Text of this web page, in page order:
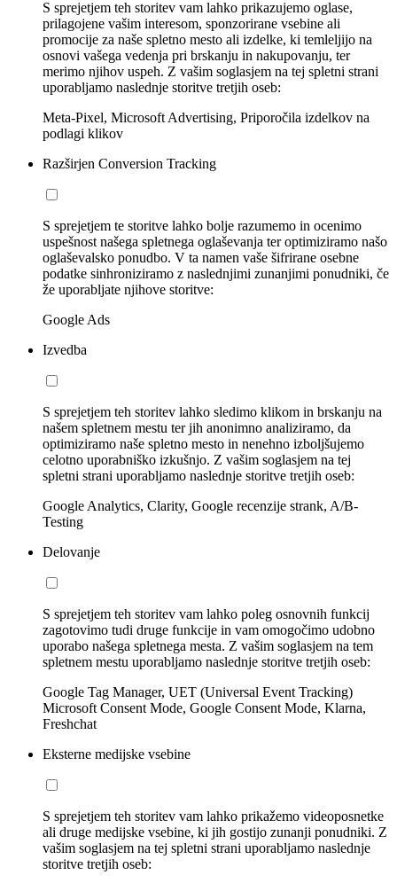
S sprejetjem teh storitev vam lahko prikazujemo oglase,
prilagojene vašim interesom, sponzorirane vsebine ali
promocije za naše spletno mesto ali izdelke, ki temleljijo na
osnovi vašega vedenja pri brskanju in nakupovanju, ter
merimo njihov uspeh. Z vašim soglasjem na tej spletni strani
uporabljamo naslednje storitve tretjih oseb:
Meta-Pixel, Microsoft Advertising, Priporočila izdelkov na
podlagi klikov
Razširjen Conversion Tracking
S sprejetjem te storitve lahko bolje razumemo in ocenimo
uspešnost našega spletnega oglaševanja ter optimiziramo našo
oglaševalsko ponudbo. V ta namen vaše šifrirane osebne
podatke sinhroniziramo z naslednjimi zunanjimi ponudniki, če
že uporabljate njihove storitve:
Google Ads
Izvedba
S sprejetjem teh storitev lahko sledimo klikom in brskanju na
našem spletnem mestu ter jih anonimno analiziramo, da
optimiziramo naše spletno mesto in nenehno izboljšujemo
celotno uporabniško izkušnjo. Z vašim soglasjem na tej
spletni strani uporabljamo naslednje storitve tretjih oseb:
Google Analytics, Clarity, Google recenzije strank, A/B-
Testing
Delovanje
S sprejetjem teh storitev vam lahko poleg osnovnih funkcij
zagotovimo tudi druge funkcije in vam omogočimo udobno
uporabo našega spletnega mesta. Z vašim soglasjem na tem
spletnem mestu uporabljamo naslednje storitve tretjih oseb:
Google Tag Manager, UET (Universal Event Tracking)
Microsoft Consent Mode, Google Consent Mode, Klarna,
Freshchat
Eksterne medijske vsebine
S sprejetjem teh storitev vam lahko prikažemo videoposnetke
ali druge medijske vsebine, ki jih gostijo zunanji ponudniki. Z
vašim soglasjem na tej spletni strani uporabljamo naslednje
storitve tretjih oseb: